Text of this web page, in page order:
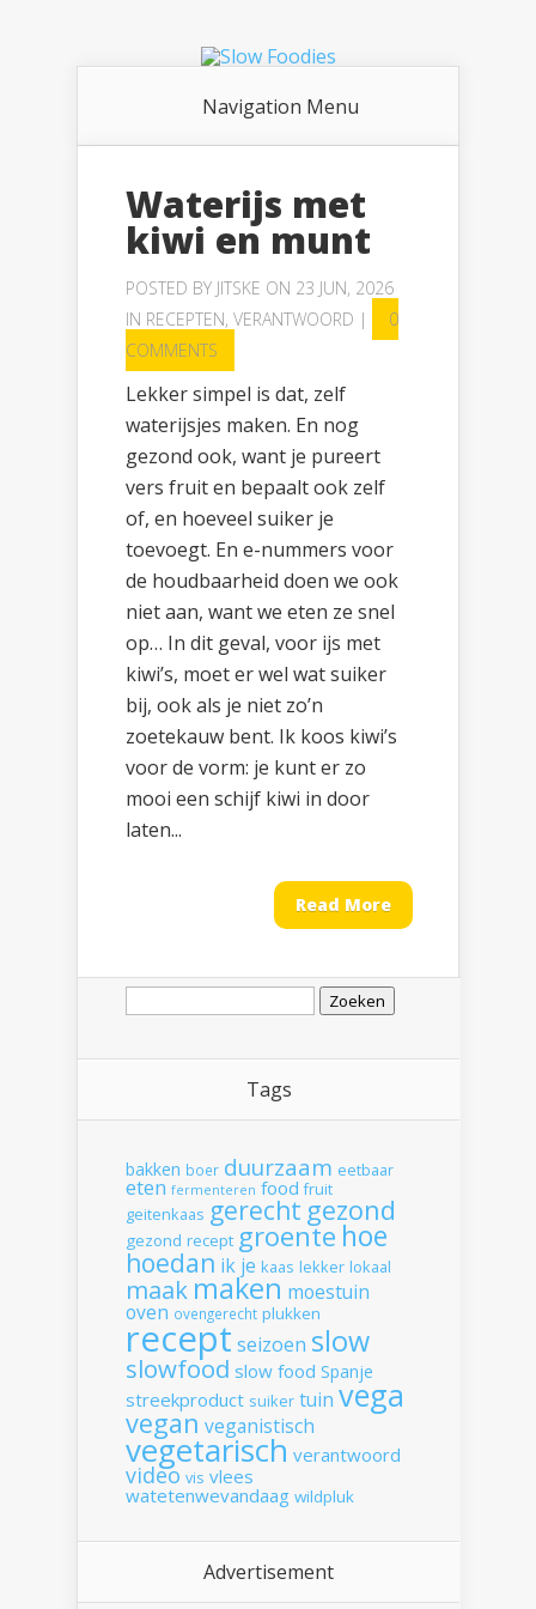
Navigation Menu
Waterijs met
kiwi en munt
POSTED BY JITSKE ON 23 JUN, 2026
IN RECEPTEN, VERANTWOORD |
0
COMMENTS
Lekker simpel is dat, zelf
waterijsjes maken. En nog
gezond ook, want je pureert
vers fruit en bepaalt ook zelf
of, en hoeveel suiker je
toevoegt. En e-nummers voor
de houdbaarheid doen we ook
niet aan, want we eten ze snel
op… In dit geval, voor ijs met
kiwi’s, moet er wel wat suiker
bij, ook als je niet zo’n
zoetekauw bent. Ik koos kiwi’s
voor de vorm: je kunt er zo
mooi een schijf kiwi in door
laten...
Read More
Zoeken
Tags
bakken boer duurzaam eetbaar
eten fermenteren food fruit
geitenkaas gerecht gezond
gezond recept groente hoe
hoedan ik je kaas lekker lokaal
maak maken moestuin
oven ovengerecht plukken
recept seizoen slow
slowfood slow food Spanje
streekproduct suiker tuin vega
vegan veganistisch
vegetarisch verantwoord
video vis vlees
watetenwevandaag wildpluk
Advertisement